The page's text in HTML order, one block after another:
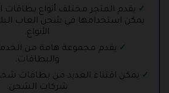
يقدم المتجر مختلف أنواع بطاقات
يمكن استخدامها في شحن العاب
الأنواع.
يقدم مجموعة هامة من
والبطاقات.
يمكن اقتناء العديد من بطاقات
شركات الشحن.